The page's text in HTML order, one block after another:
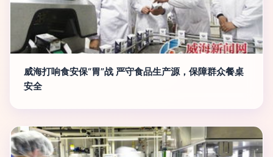
威海打响食安保“胃”战 严守食品生产源，保障群众餐桌
安全